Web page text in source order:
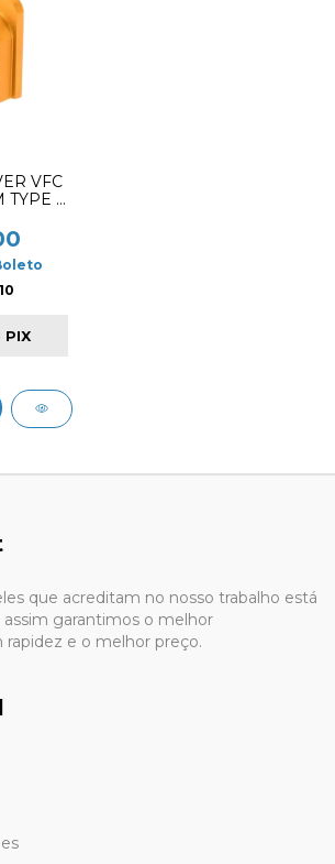
VFC
TYPE A
PIX
que acreditam no nosso trabalho está
garantimos o melhor
e o melhor preço.